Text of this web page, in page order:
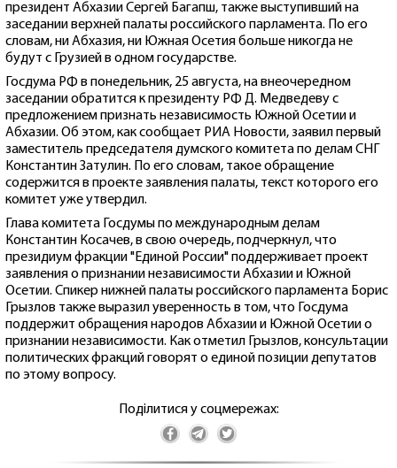
президент Абхазии Сергей Багапш, также выступивший на
заседании верхней палаты российского парламента. По его
словам, ни Абхазия, ни Южная Осетия больше никогда не
будут с Грузией в одном государстве.
Госдума РФ в понедельник, 25 августа, на внеочередном
заседании обратится к президенту РФ Д. Медведеву с
предложением признать независимость Южной Осетии и
Абхазии. Об этом, как сообщает РИА Новости, заявил первый
заместитель председателя думского комитета по делам СНГ
Константин Затулин. По его словам, такое обращение
содержится в проекте заявления палаты, текст которого его
комитет уже утвердил.
Глава комитета Госдумы по международным делам
Константин Косачев, в свою очередь, подчеркнул, что
президиум фракции "Единой России" поддерживает проект
заявления о признании независимости Абхазии и Южной
Осетии. Спикер нижней палаты российского парламента Борис
Грызлов также выразил уверенность в том, что Госдума
поддержит обращения народов Абхазии и Южной Осетии о
признании независимости. Как отметил Грызлов, консультации
политических фракций говорят о единой позиции депутатов
по этому вопросу.
Поділитися у соцмережах: